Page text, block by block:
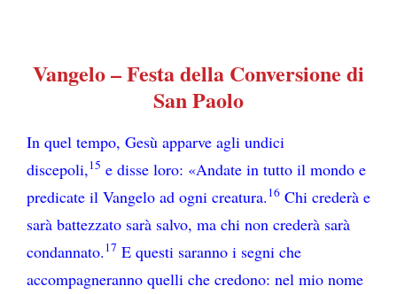
Vangelo – Festa della Conversione di
San Paolo
In quel tempo, Gesù apparve agli undici
discepoli,15 e disse loro: «Andate in tutto il mondo e
predicate il Vangelo ad ogni creatura.16 Chi crederà e
sarà battezzato sarà salvo, ma chi non crederà sarà
condannato.17 E questi saranno i segni che
accompagneranno quelli che credono: nel mio nome